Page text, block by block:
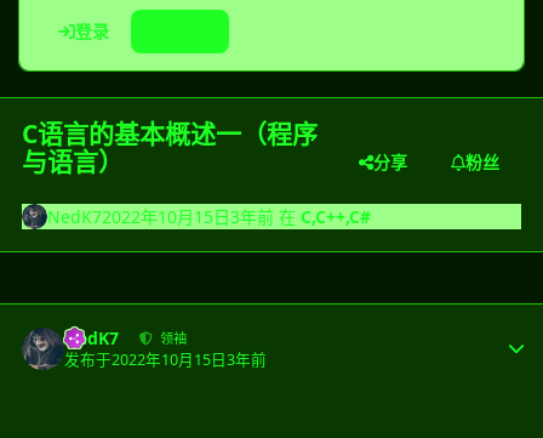
登录
C语言的基本概述一（程序
与语言）
分享 粉丝
NedK72022年10月15日3年前 在 C,C++,C#
NedK7 领袖
发布于2022年10月15日3年前